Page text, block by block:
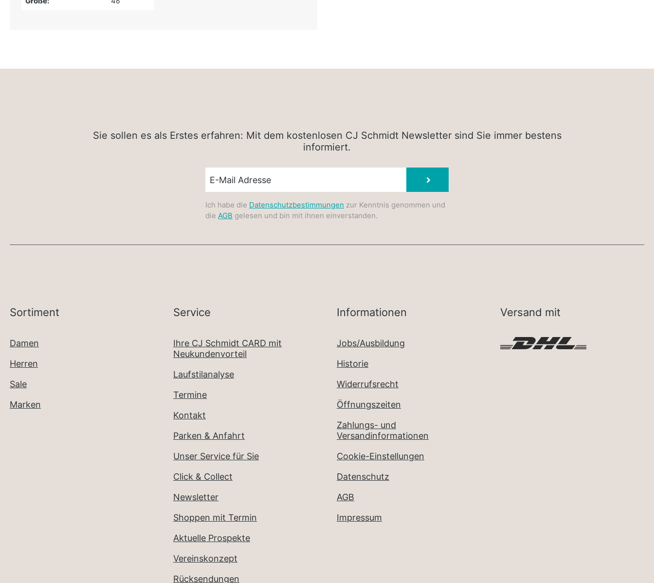
Sie sollen es als Erstes erfahren: Mit dem kostenlosen CJ Schmidt Newsletter sind Sie immer bestens
informiert.
Ich habe die Datenschutzbestimmungen zur Kenntnis genommen und
die AGB gelesen und bin mit ihnen einverstanden.
Sortiment
Damen
Herren
Sale
Marken
Service
Ihre CJ Schmidt CARD mit
Neukundenvorteil
Laufstilanalyse
Termine
Kontakt
Parken & Anfahrt
Unser Service für Sie
Click & Collect
Newsletter
Shoppen mit Termin
Aktuelle Prospekte
Vereinskonzept
Rücksendungen
Informationen
Jobs/Ausbildung
Historie
Widerrufsrecht
Öffnungszeiten
Zahlungs- und
Versandinformationen
Cookie-Einstellungen
Datenschutz
AGB
Impressum
Versand mit